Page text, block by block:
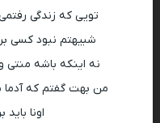
تویی که زندگی
شبیهتم نبود کسی
نه اینکه باشه
من بهت گفتم که
اونا